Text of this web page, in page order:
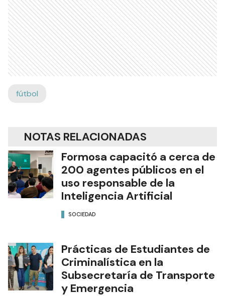
fútbol
NOTAS RELACIONADAS
Formosa capacitó a cerca de
200 agentes públicos en el
uso responsable de la
Inteligencia Artificial
SOCIEDAD
Prácticas de Estudiantes de
Criminalística en la
Subsecretaría de Transporte
y Emergencia